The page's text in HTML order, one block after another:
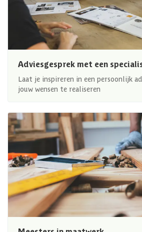
Adviesgesprek met een
Laat je inspireren in een persoonlijk
jouw wensen te realiseren